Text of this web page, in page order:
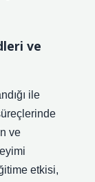
ve
ile
ve
etkisi,